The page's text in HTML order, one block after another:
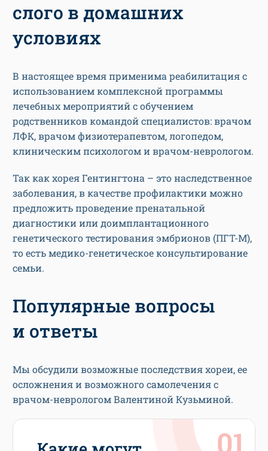
слого в домашних
условиях
В настоящее время применима реабилитация с
использованием комплексной программы
лечебных мероприятий с обучением
родственников командой специалистов: врачом
ЛФК, врачом физиотерапевтом, логопедом,
клиническим психологом и врачом-неврологом.
Так как хорея Гентингтона – это наследственное
заболевания, в качестве профилактики можно
предложить проведение пренатальной
диагностики или доимплантационного
генетического тестирования эмбрионов (ПГТ-М),
то есть медико-генетическое консультирование
семьи.
Популярные вопросы
и ответы
Мы обсудили возможные последствия хореи, ее
осложнения и возможного самолечения с
врачом-неврологом Валентиной Кузьминой.